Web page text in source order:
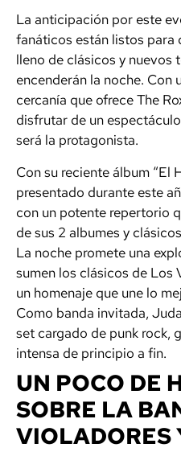
La anticipación por este
fanáticos están listos
lleno de clásicos y nuevos
encenderán la noche. Con
cercanía que ofrece The
disfrutar de un
será la protagonista.
Con su reciente álbum “El
presentado durante este
con un potente repertorio
de sus 2 albumes y
La noche promete una
sumen los clásicos de Los
un homenaje que une lo
Como banda invitada,
set cargado de punk rock,
intensa de principio a fin.
UN POCO DE
SOBRE LA
VIOLADORES